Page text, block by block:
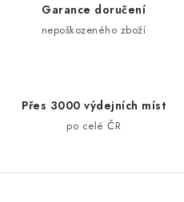
y
Garance doručení
nepoškozeného zboží
Přes 3000 výdejních míst
po celé ČR